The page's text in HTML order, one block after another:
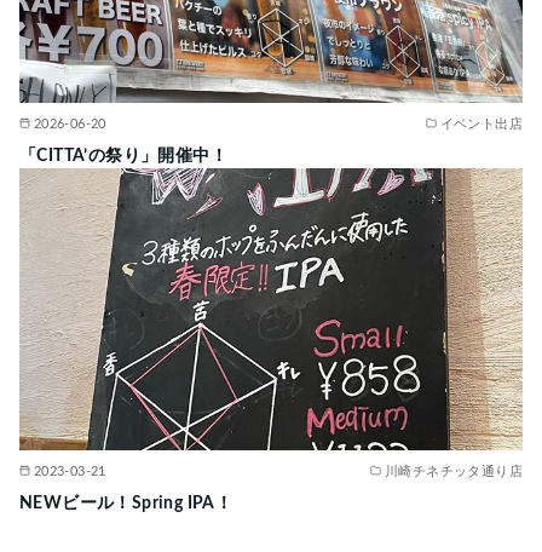
2026-06-20 イベント出店
「CITTA’の祭り」開催中！
2023-03-21 川崎チネチッタ通り店
NEWビール！Spring IPA！